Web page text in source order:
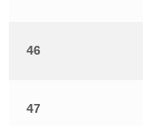
46
47